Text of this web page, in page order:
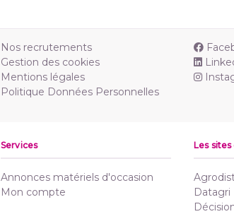
Nos recrutements
Gestion des cookies
Mentions légales
Politique Données Personnelles
Services
Annonces matériels d'occasion
Mon compte
Les
Datagri